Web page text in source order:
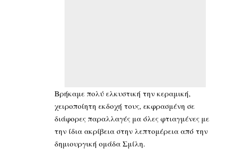
Βρήκαμε πολύ ελκυστική την κεραμική,
χειροποίητη εκδοχή τους, εκφρασμένη σε
διάφορες παραλλαγές μα όλες φτιαγμένες με
την ίδια ακρίβεια στην λεπτομέρεια από την
δημιουργική ομάδα Σμίλη.